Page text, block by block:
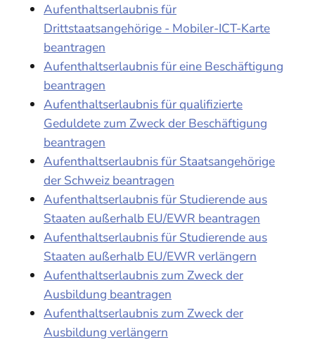
Aufenthaltserlaubnis für
Drittstaatsangehörige - Mobiler-ICT-Karte
beantragen
Aufenthaltserlaubnis für eine Beschäftigung
beantragen
Aufenthaltserlaubnis für qualifizierte
Geduldete zum Zweck der Beschäftigung
beantragen
Aufenthaltserlaubnis für Staatsangehörige
der Schweiz beantragen
Aufenthaltserlaubnis für Studierende aus
Staaten außerhalb EU/EWR beantragen
Aufenthaltserlaubnis für Studierende aus
Staaten außerhalb EU/EWR verlängern
Aufenthaltserlaubnis zum Zweck der
Ausbildung beantragen
Aufenthaltserlaubnis zum Zweck der
Ausbildung verlängern